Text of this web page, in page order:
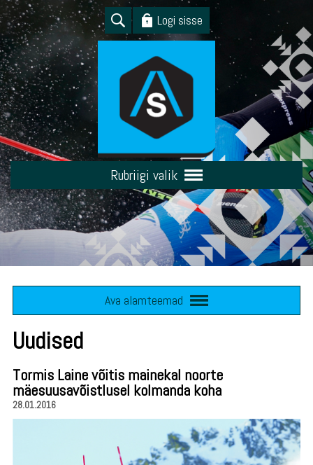
Logi sisse
Rubriigi valik
Ava alamteemad
Uudised
Tormis Laine võitis mainekal noorte
mäesuusavõistlusel kolmanda koha
28.01.2016